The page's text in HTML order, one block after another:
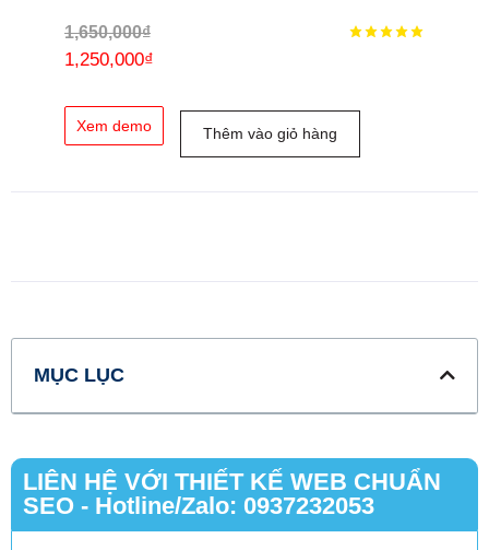
1,650,000₫
1,250,000₫
Xem demo Thêm vào giỏ hàng
MỤC LỤC
LIÊN HỆ VỚI THIẾT KẾ WEB CHUẨN
SEO - Hotline/Zalo: 0937232053